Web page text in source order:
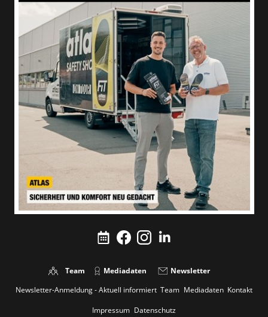
Team Mediadaten
Newsletter
Newsletter-Anmeldung - Aktuell informiert Team Mediadaten Kontakt
Impressum Datenschutz